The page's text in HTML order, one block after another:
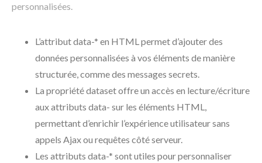
personnalisées.
L’attribut data-* en HTML permet d’ajouter des
données personnalisées à vos éléments de manière
structurée, comme des messages secrets.
La propriété dataset offre un accès en lecture/écriture
aux attributs data- sur les éléments HTML,
permettant d’enrichir l’expérience utilisateur sans
appels Ajax ou requêtes côté serveur.
Les attributs data-* sont utiles pour personnaliser